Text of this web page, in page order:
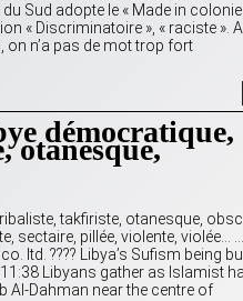
Sud adopte le « Made in colonie
« Discriminatoire », « raciste ».
on n’a pas de mot trop fort
démocratique,
otanesque,
takfiriste, otanesque,
sectaire, pillée, violente, violée…
ltd. ???? Libya’s Sufism being
Libyans gather as Islamist
Al-Dahman near the centre of